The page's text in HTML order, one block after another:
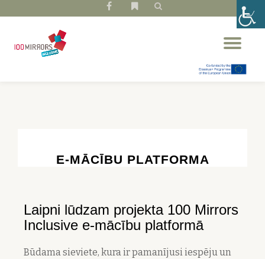
fa-
fa-
E-MĀCĪBU PLATFORMA
Laipni lūdzam projekta 100 Mirrors
Inclusive e-mācību platformā
Būdama sieviete, kura ir pamanījusi iespēju un